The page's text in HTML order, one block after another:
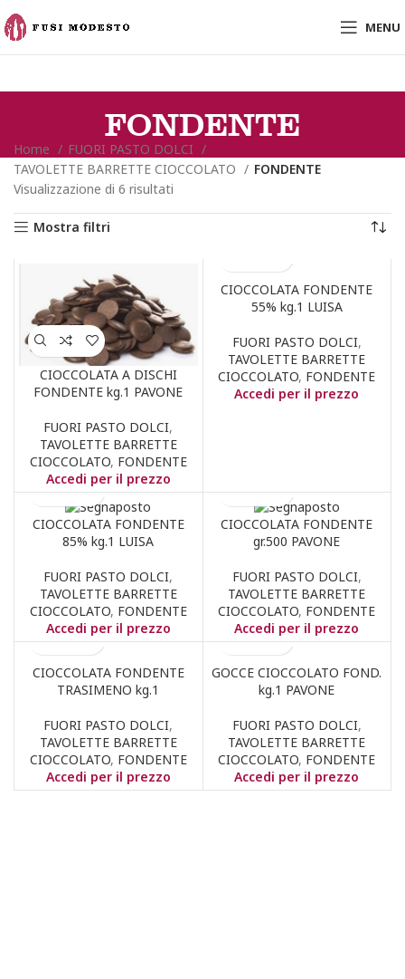
MENU
FONDENTE
Home
FUORI PASTO DOLCI
TAVOLETTE BARRETTE CIOCCOLATO
FONDENTE
Visualizzazione di 6 risultati
Mostra filtri
CIOCCOLATA A DISCHI
FONDENTE kg.1 PAVONE
FUORI PASTO DOLCI,
TAVOLETTE BARRETTE
CIOCCOLATO, FONDENTE
Accedi per il prezzo
CIOCCOLATA FONDENTE
55% kg.1 LUISA
FUORI PASTO DOLCI,
TAVOLETTE BARRETTE
CIOCCOLATO, FONDENTE
Accedi per il prezzo
CIOCCOLATA FONDENTE
85% kg.1 LUISA
FUORI PASTO DOLCI,
TAVOLETTE BARRETTE
CIOCCOLATO, FONDENTE
Accedi per il prezzo
CIOCCOLATA FONDENTE
gr.500 PAVONE
FUORI PASTO DOLCI,
TAVOLETTE BARRETTE
CIOCCOLATO, FONDENTE
Accedi per il prezzo
CIOCCOLATA FONDENTE
TRASIMENO kg.1
FUORI PASTO DOLCI,
TAVOLETTE BARRETTE
CIOCCOLATO, FONDENTE
Accedi per il prezzo
GOCCE CIOCCOLATO FOND.
kg.1 PAVONE
FUORI PASTO DOLCI,
TAVOLETTE BARRETTE
CIOCCOLATO, FONDENTE
Accedi per il prezzo